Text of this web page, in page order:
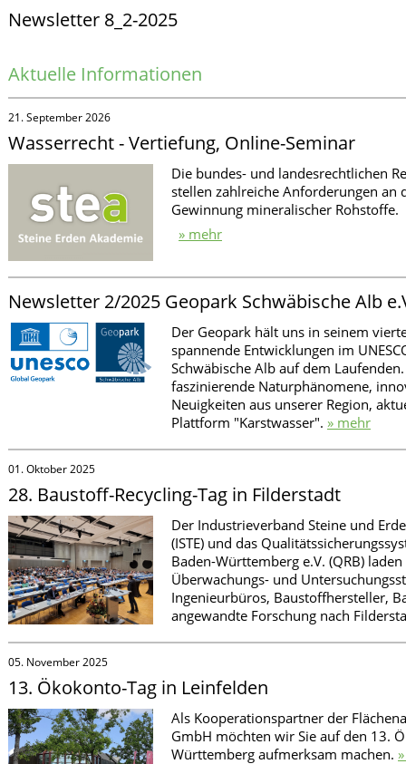
Newsletter 8_2-2025
Aktuelle Informationen
21. September 2026
Wasserrecht - Vertiefung, Online-Seminar
Die bundes- und landesrechtlichen
stellen zahlreiche Anforderungen an
Gewinnung mineralischer Rohstoffe.
» mehr
Newsletter 2/2025 Geopark Schwäbische Alb
Der Geopark hält uns in seinem
spannende Entwicklungen im
Schwäbische Alb auf dem
faszinierende Naturphänomene,
Neuigkeiten aus unserer Region,
Plattform "Karstwasser". » mehr
01. Oktober 2025
28. Baustoff-Recycling-Tag in Filderstadt
Der Industrieverband Steine und
(ISTE) und das
Baden-Württemberg e.V. (QRB)
Überwachungs- und
Ingenieurbüros, Baustoffhersteller,
angewandte Forschung nach
05. November 2025
13. Ökokonto-Tag in Leinfelden
Als Kooperationspartner der
GmbH möchten wir Sie auf den 13.
Württemberg aufmerksam machen.